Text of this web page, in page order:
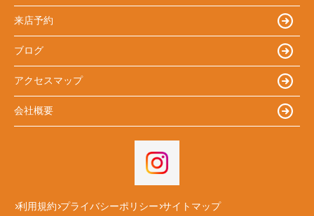
来店予約
ブログ
アクセスマップ
会社概要
利用規約 プライバシーポリシー サイトマップ